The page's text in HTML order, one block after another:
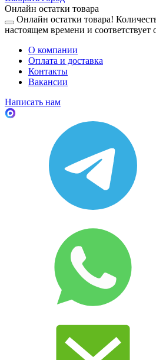
Онлайн остатки товара
Онлайн остатки товара!
настоящем времени и соответствует
О компании
Оплата и доставка
Контакты
Вакансии
Написать нам